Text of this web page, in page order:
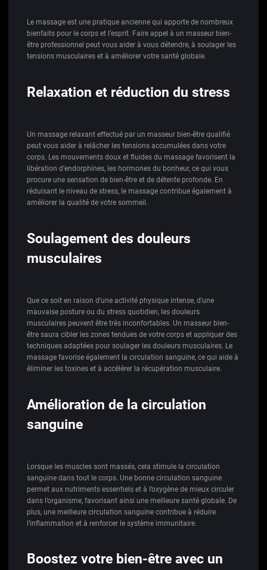
Le massage est une pratique ancienne qui apporte de nombreux
bienfaits pour le corps et l’esprit. Faire appel à un masseur bien-
être professionnel peut vous aider à vous détendre, à soulager les
tensions musculaires et à améliorer votre santé globale.
Relaxation et réduction du stress
Un massage relaxant effectué par un masseur bien-être qualifié
peut vous aider à relâcher les tensions accumulées dans votre
corps. Les mouvements doux et fluides du massage favorisent la
libération d’endorphines, les hormones du bonheur, ce qui vous
procure une sensation de bien-être et de détente profonde. En
réduisant le niveau de stress, le massage contribue également à
améliorer la qualité de votre sommeil.
Soulagement des douleurs
musculaires
Que ce soit en raison d’une activité physique intense, d’une
mauvaise posture ou du stress quotidien, les douleurs
musculaires peuvent être très inconfortables. Un masseur bien-
être saura cibler les zones tendues de votre corps et appliquer des
techniques adaptées pour soulager les douleurs musculaires. Le
massage favorise également la circulation sanguine, ce qui aide à
éliminer les toxines et à accélérer la récupération musculaire.
Amélioration de la circulation
sanguine
Lorsque les muscles sont massés, cela stimule la circulation
sanguine dans tout le corps. Une bonne circulation sanguine
permet aux nutriments essentiels et à l’oxygène de mieux circuler
dans l’organisme, favorisant ainsi une meilleure santé globale. De
plus, une meilleure circulation sanguine contribue à réduire
l’inflammation et à renforcer le système immunitaire.
Boostez votre bien-être avec un